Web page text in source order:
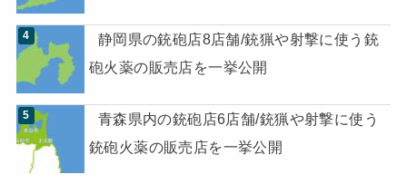
静岡県の銃砲店8店舗/銃猟や射撃に使う銃
砲火薬の販売店を一挙公開
青森県内の銃砲店6店舗/銃猟や射撃に使う
銃砲火薬の販売店を一挙公開